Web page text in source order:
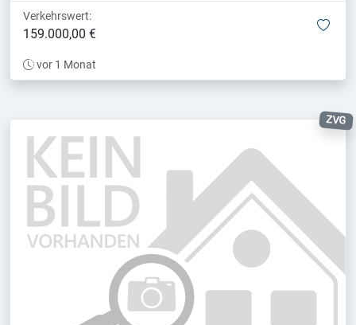
Verkehrswert:
159.000,00 €
vor 1 Monat
ZVG